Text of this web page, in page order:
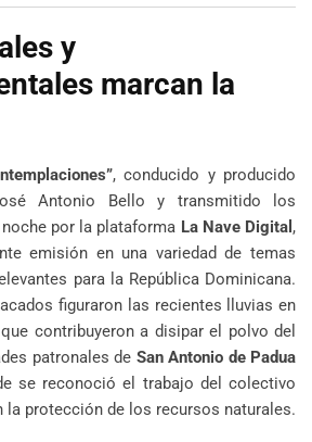
y
marcan la
, conducido y producido
Antonio Bello y transmitido los
por la plataforma La Nave Digital ,
emisión en una variedad de temas
para la República Dominicana.
figuraron las recientes lluvias en
contribuyeron a disipar el polvo del
patronales de San Antonio de Padua
se reconoció el trabajo del colectivo
la protección de los recursos naturales.